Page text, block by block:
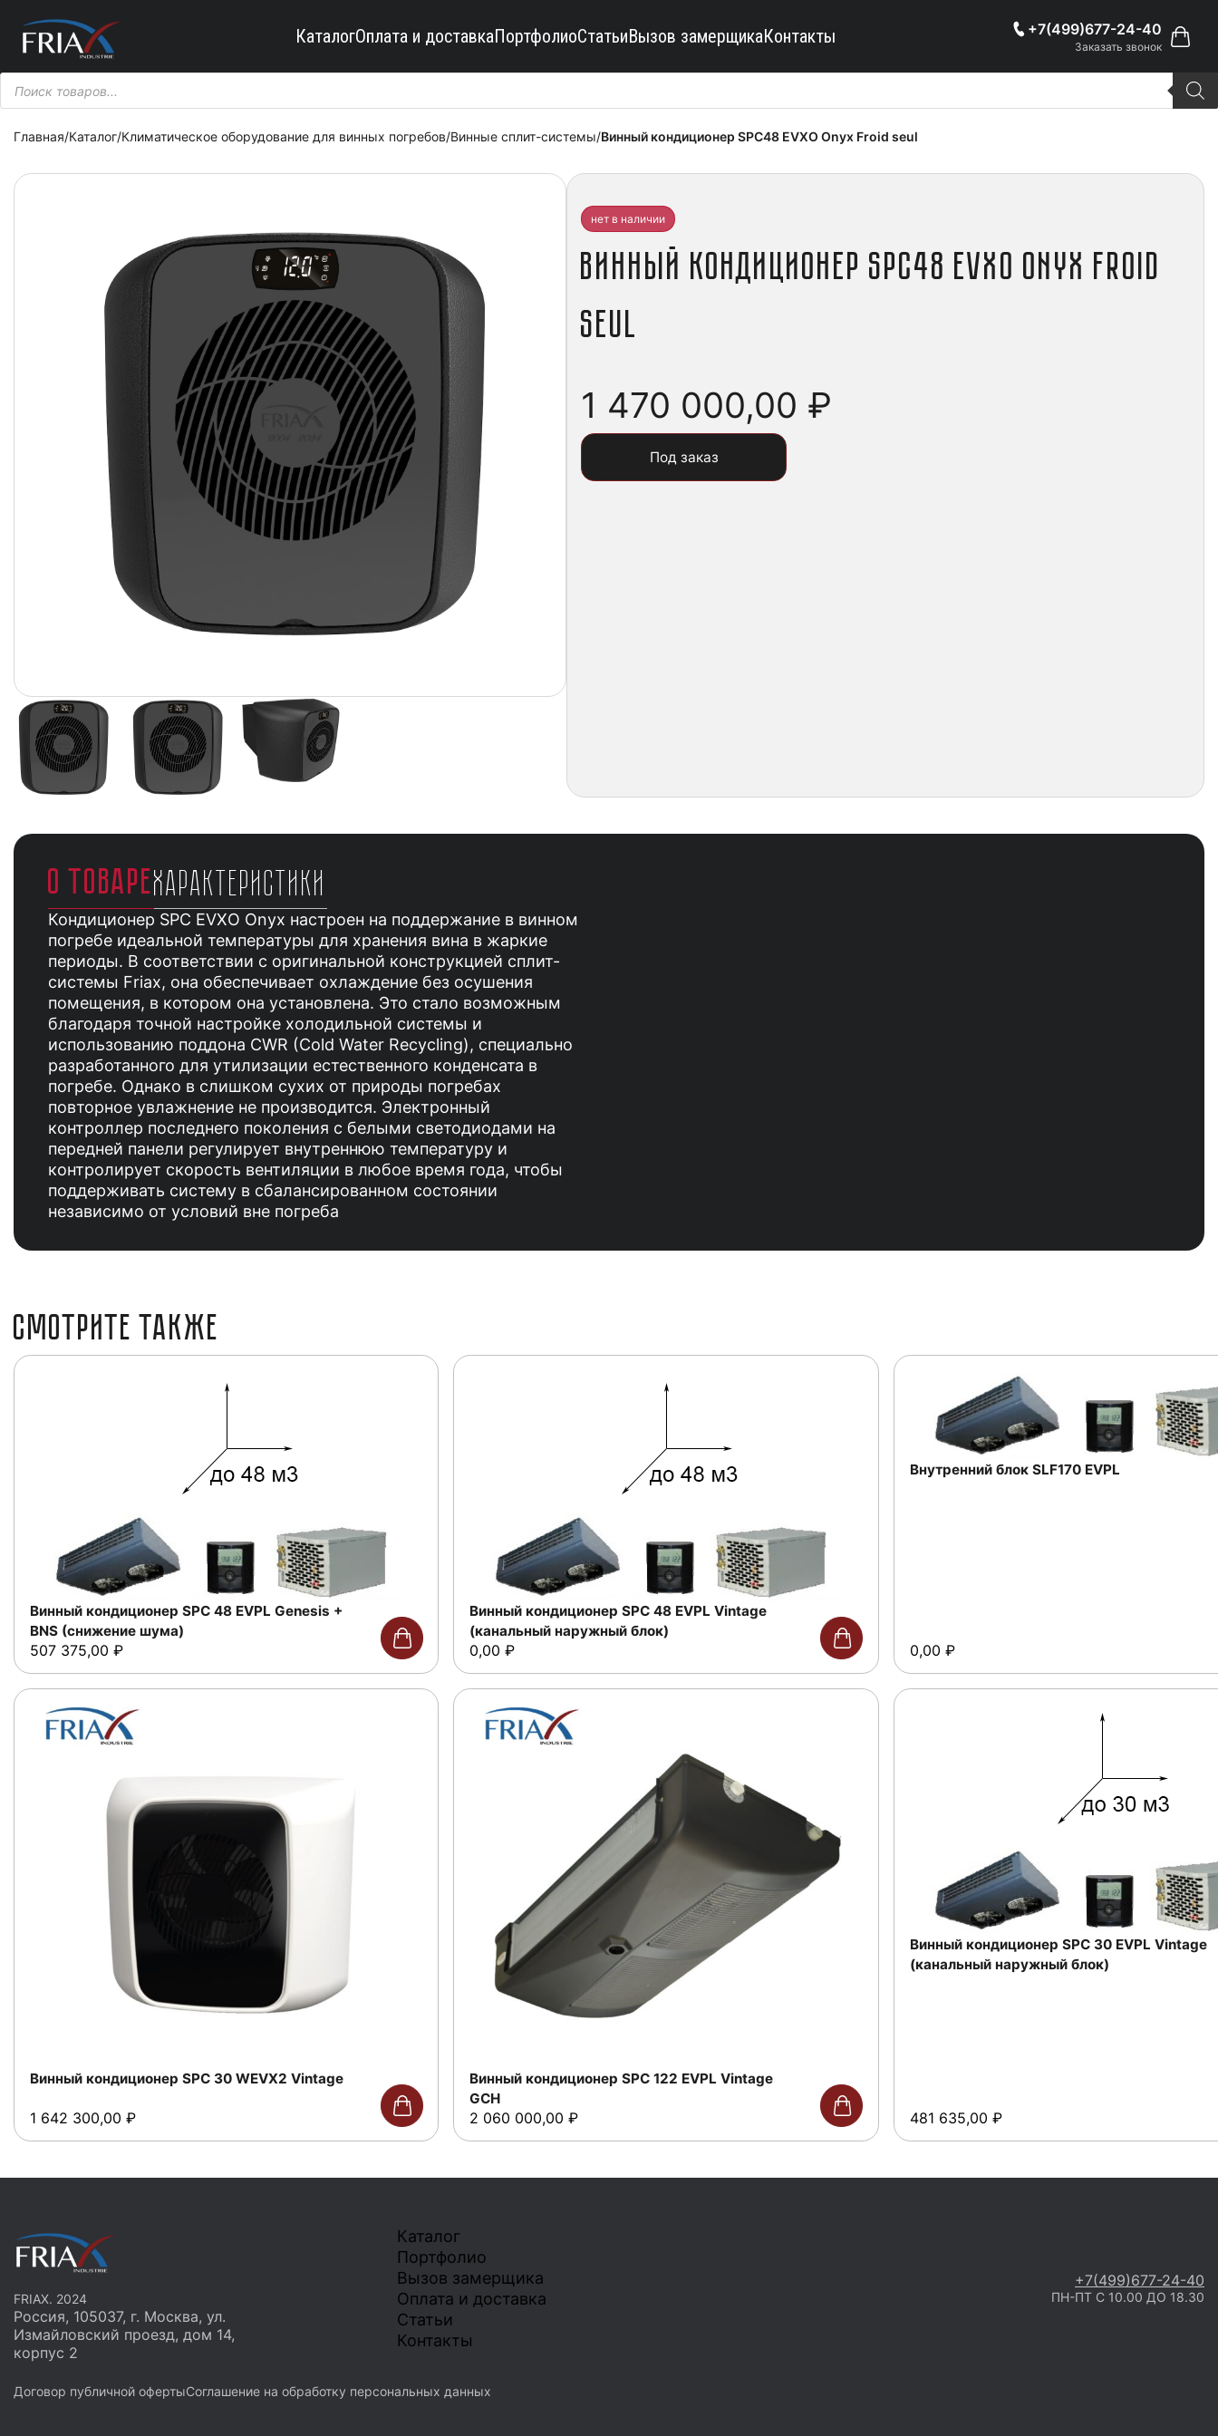
КаталогОплата и доставкаПортфолиоСтатьиВызов замерщикаКонтакты +7(499)677-24-40
Заказать звонок
Поиск
товаров
Главная/Каталог/Климатическое оборудование для винных погребов/Винные сплит-системы/Винный кондиционер SPC48 EVXO Onyx Froid seul
нет в наличии
Винный кондиционер SPC48 EVXO Onyx Froid
seul
1 470 000,00 ₽
Под заказ
О ТОВАРЕХАРАКТЕРИСТИКИ
Кондиционер SPC EVXO Onyx настроен на поддержание в винном
погребе идеальной температуры для хранения вина в жаркие
периоды. В соответствии с оригинальной конструкцией сплит-
системы Friax, она обеспечивает охлаждение без осушения
помещения, в котором она установлена. Это стало возможным
благодаря точной настройке холодильной системы и
использованию поддона CWR (Cold Water Recycling), специально
разработанного для утилизации естественного конденсата в
погребе. Однако в слишком сухих от природы погребах
повторное увлажнение не производится. Электронный
контроллер последнего поколения с белыми светодиодами на
передней панели регулирует внутреннюю температуру и
контролирует скорость вентиляции в любое время года, чтобы
поддерживать систему в сбалансированном состоянии
независимо от условий вне погреба
СМОТРИТЕ ТАКЖЕ
Винный кондиционер SPC 48 EVPL Genesis +
BNS (снижение шума)
507 375,00 ₽
Винный кондиционер SPC 48 EVPL Vintage
(канальный наружный блок)
0,00₽
Внутренний блок SLF170 EVPL
0,00 ₽
Винный кондиционер SPC 30 WEVX2 Vintage
1 642 300,00 ₽
Винный кондиционер SPC 122 EVPL Vintage
GCH
2 060 000,00₽
Винный кондиционер SPC 30 EVPL Vintage
(канальный наружный блок)
481 635,00 ₽
FRIAX. 2024
Россия, 105037, г. Москва, ул.
Измайловский проезд, дом 14,
корпус 2
Каталог
Портфолио
Вызов замерщика
Оплата и доставка
Статьи
Контакты
+7(499)677-24-40
ПН-ПТ С 10.00 ДО 18.30
Договор публичной офертыСоглашение на обработку персональных данных